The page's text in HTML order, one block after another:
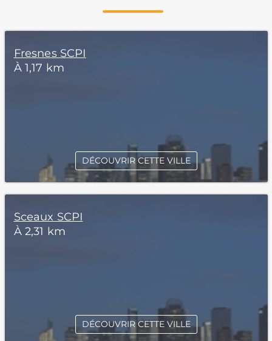
Fresnes SCPI
À 1,17 km
DÉCOUVRIR CETTE VILLE
Sceaux SCPI
À 2,31 km
DÉCOUVRIR CETTE VILLE